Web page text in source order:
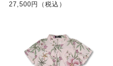
27,500円（税込）